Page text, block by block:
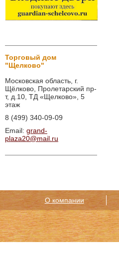
Торговый дом
"Щелково"
Московская область, г.
Щёлково, Пролетарский пр-
т, д.10, ТД «Щелково», 5
этаж
8 (499) 340-09-09
Email: grand-
plaza20@mail.ru
О компании